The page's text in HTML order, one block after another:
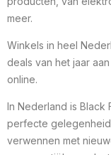
meer.
Winkels in heel
deals van het jaar
online.
In Nederland is
perfecte
verwennen met